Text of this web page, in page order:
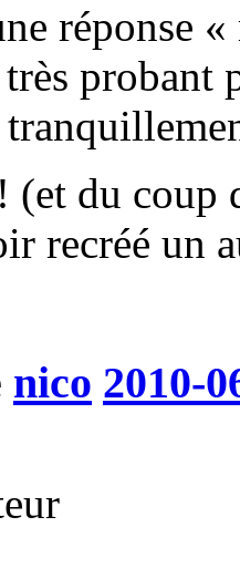
réponse
probant
(et du coup
recréé un
nico 2010-